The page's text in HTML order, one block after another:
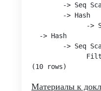
-> Seq
-> Hash
->
-> Hash
-> Seq
Материалы к